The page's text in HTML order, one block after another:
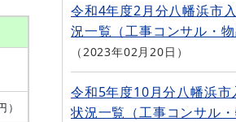
令和4年度2月分八幡浜市
況一覧（工事コンサル・物
2023年02月20日
令和5年度10月分八幡浜市
状況一覧（工事コンサル